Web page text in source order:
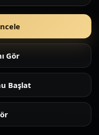
Gör
Başlat